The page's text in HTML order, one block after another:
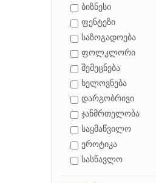
ბიზნესი
ფენტეზი
საზოგადოება
ფოლკლორი
შემეცნება
ხელოვნება
დარგობრივი
ჯანმრთელობა
საყმაწვილო
ეროტიკა
სასწავლო